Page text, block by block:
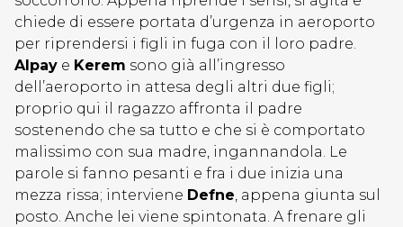
chiede di essere portata d’urgenza in aeroporto
per riprendersi i figli in fuga con il loro padre.
Alpay e Kerem sono già all’ingresso
dell’aeroporto in attesa degli altri due figli;
proprio qui il ragazzo affronta il padre
sostenendo che sa tutto e che si è comportato
malissimo con sua madre, ingannandola. Le
parole si fanno pesanti e fra i due inizia una
mezza rissa; interviene Defne, appena giunta sul
posto. Anche lei viene spintonata. A frenare gli